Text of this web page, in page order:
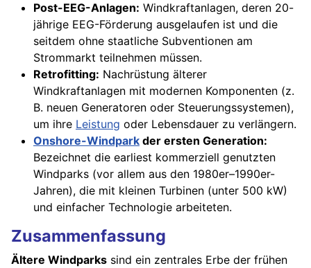
Post-EEG-Anlagen: Windkraftanlagen, deren 20-
jährige EEG-Förderung ausgelaufen ist und die
seitdem ohne staatliche Subventionen am
Strommarkt teilnehmen müssen.
Retrofitting: Nachrüstung älterer
Windkraftanlagen mit modernen Komponenten (z.
B. neuen Generatoren oder Steuerungssystemen),
um ihre Leistung oder Lebensdauer zu verlängern.
Onshore-Windpark der ersten Generation:
Bezeichnet die earliest kommerziell genutzten
Windparks (vor allem aus den 1980er–1990er-
Jahren), die mit kleinen Turbinen (unter 500 kW)
und einfacher Technologie arbeiteten.
Zusammenfassung
Ältere Windparks sind ein zentrales Erbe der frühen